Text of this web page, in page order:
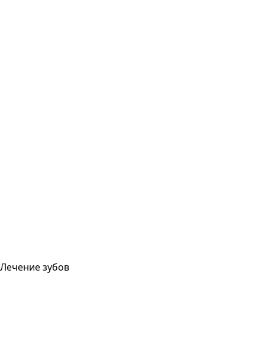
Лечение зубов